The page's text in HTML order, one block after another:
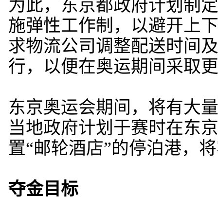
为此，东京都政府计划制
施弹性工作制，以避开上
求物流公司调整配送时间
行，以便在奥运期间采取
东京奥运会期间，将有大
当地政府计划于赛时在东
置“邮轮酒店”的停泊港，
夺金目标